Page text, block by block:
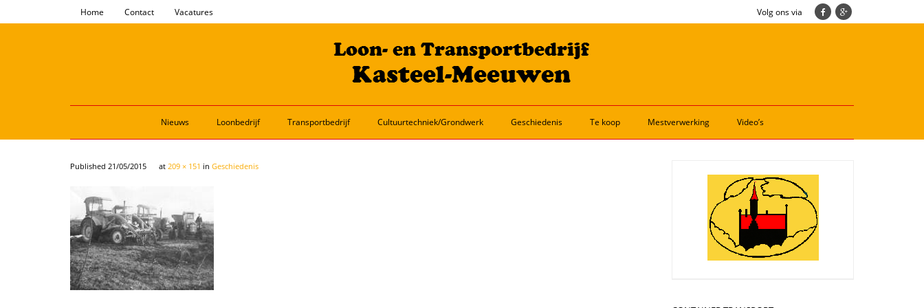
Home Contact Vacatures Volg ons via
Nieuws Loonbedrijf Transportbedrijf Cultuurtechniek/Grondwerk Geschiedenis Te koop Mestverwerking Video’s
Published 21/05/2015 at 209 × 151 in Geschiedenis